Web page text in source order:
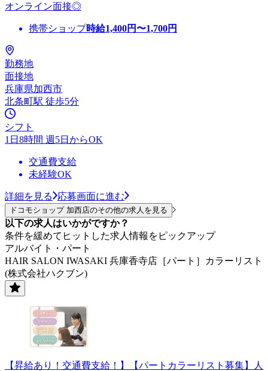
オンライン面接◎
携帯ショップ時給1,400円〜1,700円
勤務地
面接地
兵庫県加西市
北条町駅 徒歩5分
シフト
1日8時間 週5日からOK
交通費支給
未経験OK
詳細を見る 応募画面に進む
ドコモショップ 加西店のその他の求人を見る
以下の求人はいかがですか？
条件を緩めてヒットした求人情報をピックアップ
アルバイト・パート
HAIR SALON IWASAKI 兵庫香寺店［パート］カラーリスト
(株式会社ハクブン)
【昇給あり！交通費支給！】【パートカラーリスト募集】人